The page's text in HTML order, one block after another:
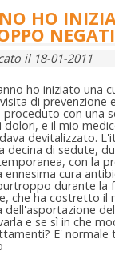
HO
il 18-01-2011
ho iniziato una
di prevenzione
con una
e il mio
devitalizzato.
di sedute,
con la
ennesima cura
durante la
che ha costretto il
dell'asportazione
e se sì in che
E'